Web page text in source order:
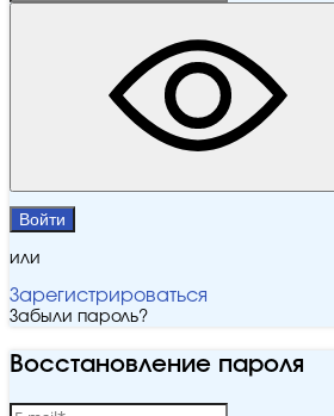
Войти
или
Зарегистрироваться
Забыли пароль?
Восстановление пароля